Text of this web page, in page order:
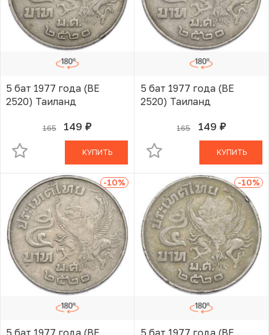
5 бат 1977 года (BE
2520) Таиланд
165 149 руб.
В КОРЗИНЕ
КУПИТЬ
5 бат 1977 года (BE
2520) Таиланд
165 149 руб.
В КОРЗИНЕ
КУПИТЬ
-10%
5 бат 1977 года (BE
-10%
5 бат 1977 года (BE